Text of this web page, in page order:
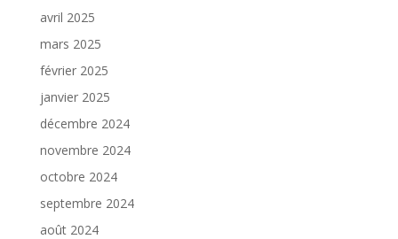
avril 2025
mars 2025
février 2025
janvier 2025
décembre 2024
novembre 2024
octobre 2024
septembre 2024
août 2024